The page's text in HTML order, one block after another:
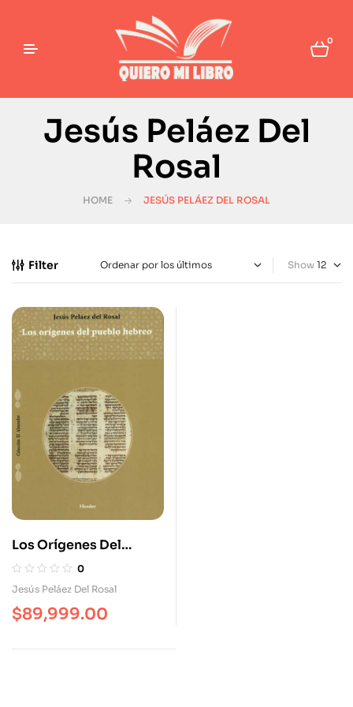
0
Jesús Peláez Del
Rosal
HOME JESÚS PELÁEZ DEL ROSAL
Filter Show
Los Orígenes Del
Pueblo Hebreo
0
Jesús Peláez Del Rosal
$89,999.00